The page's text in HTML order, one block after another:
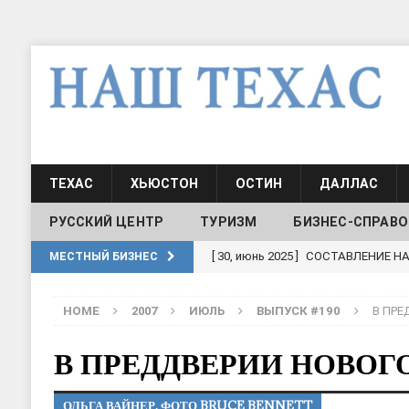
ТЕХАС ХЬЮСТОН ОСТИН ДАЛЛАС
РУССКИЙ ЦЕНТР ТУРИЗМ БИЗНЕС-
МЕСТНЫЙ БИЗНЕС [ 30, июнь 2025 ] СОСТАВЛЕНИЕ
ШКОЛЫ И ДЕТСКИЕ САДЫ
Школа русского
HOME 2007 ИЮЛЬ ВЫПУСК #190 В
В ПРЕДДВЕРИИ
ОЛЬГА ВАЙНЕР, ФОТО BRUCE BENNETT